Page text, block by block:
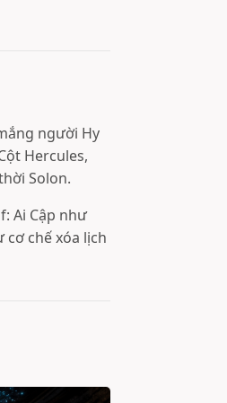
người Hy
Hercules,
Solon.
Ai Cập như
chế xóa lịch